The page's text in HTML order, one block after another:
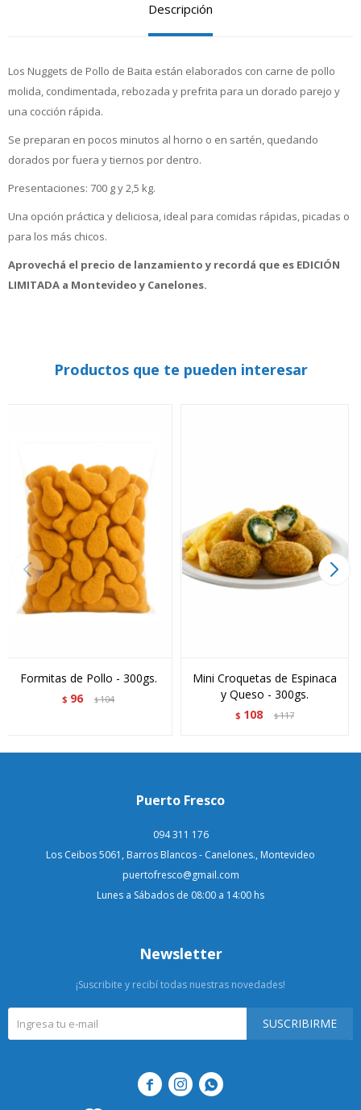
Descripción
Los Nuggets de Pollo de Baita están elaborados con carne de pollo
molida, condimentada, rebozada y prefrita para un dorado parejo y
una cocción rápida.
Se preparan en pocos minutos al horno o en sartén, quedando
dorados por fuera y tiernos por dentro.
Presentaciones: 700 g y 2,5 kg.
Una opción práctica y deliciosa, ideal para comidas rápidas, picadas o
para los más chicos.
Aprovechá el precio de lanzamiento y recordá que es EDICIÓN
LIMITADA a Montevideo y Canelones.
Productos que te pueden interesar
Formitas de Pollo - 300gs.
$ 96 $104
Mini Croquetas de Espinaca
y Queso - 300gs.
$ 108 $117
Puerto Fresco
094 311 176
Los Ceibos 5061, Barros Blancos - Canelones., Montevideo
puertofresco@gmail.com
Lunes a Sábados de 08:00 a 14:00 hs
Newsletter
¡Suscribite y recibí todas nuestras novedades!
SUSCRIBIRME
  